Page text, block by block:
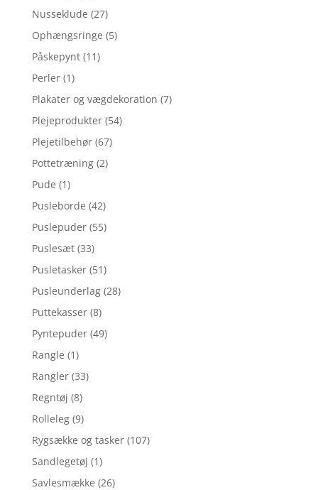
Nusseklude (27)
Ophængsringe (5)
Påskepynt (11)
Perler (1)
Plakater og vægdekoration (7)
Plejeprodukter (54)
Plejetilbehør (67)
Pottetræning (2)
Pude (1)
Pusleborde (42)
Puslepuder (55)
Puslesæt (33)
Pusletasker (51)
Pusleunderlag (28)
Puttekasser (8)
Pyntepuder (49)
Rangle (1)
Rangler (33)
Regntøj (8)
Rolleleg (9)
Rygsække og tasker (107)
Sandlegetøj (1)
Savlesmække (26)